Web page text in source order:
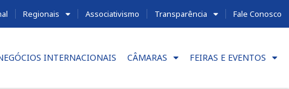
Regionais Associativismo Transparência Fale Conosco
INTERNACIONAIS CÂMARAS FEIRAS E EVENTOS